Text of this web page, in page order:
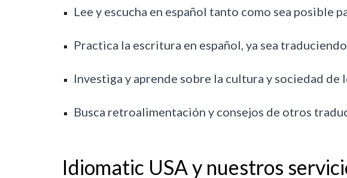
Lee y escucha en español tanto como sea posible
Practica la escritura en español, ya sea
Investiga y aprende sobre la cultura y sociedad
Busca retroalimentación y consejos de otros
Idiomatic USA y nuestros